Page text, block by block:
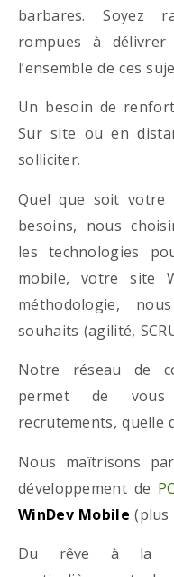
barbares. Soyez
rompues à
l’ensemble de ces
Un besoin de
Sur site ou en
solliciter.
Quel que soit votre
besoins, nous
les technologies
mobile, votre site
méthodologie,
souhaits (agilité,
Notre réseau de
permet de vous
recrutements, quelle
Nous maîtrisons
développement de
WinDev Mobile (plus
Du rêve à la